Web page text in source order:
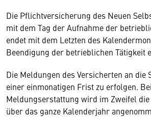
Die Pflichtversicherung des Neuen
mit dem Tag der Aufnahme der
endet mit dem Letzten des
Beendigung der betrieblichen Tätigkeit
Die Meldungen des Versicherten an die
einer einmonatigen Frist zu erfolgen.
Meldungserstattung wird im Zweifel
über das ganze Kalenderjahr